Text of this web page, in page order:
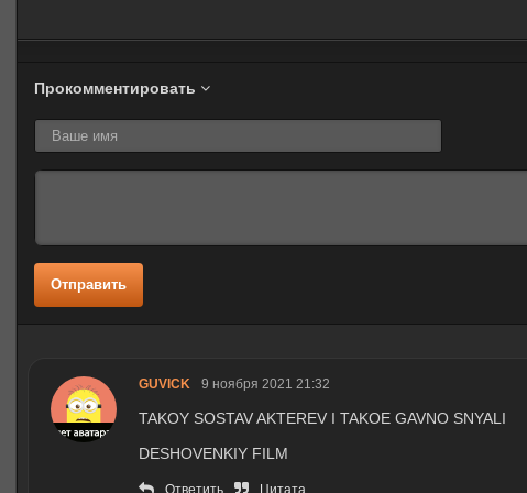
Прокомментировать
Отправить
GUVICK 9 ноября 2021 21:32
TAKOY SOSTAV AKTEREV I TAKOE GAVNO SNYALI
DESHOVENKIY FILM